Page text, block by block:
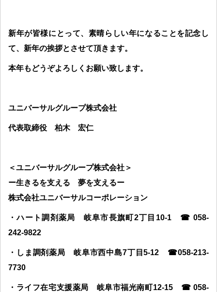
新年が皆様にとって、素晴らしい年になることを記念し
て、新年の挨拶とさせて頂きます。
本年もどうぞよろしくお願い致します。
ユニバーサルグループ株式会社
代表取締役 柏木 宏仁
＜ユニバーサルグループ株式会社＞
ー生きるを支える 夢を支えるー
株式会社ユニバーサルコーポレーション
・ハート調剤薬局 岐阜市長旗町2丁目 10-1
☎ 058-
242-9822
・しま調剤薬局 岐阜市西中島7丁目5-12
☎058-213-
7730
・ライフ在宅支援薬局 岐阜市福光南町12-15
☎ 058-